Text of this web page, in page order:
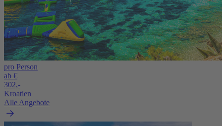
pro Person
ab €
302,-
Kroatien
Alle Angebote